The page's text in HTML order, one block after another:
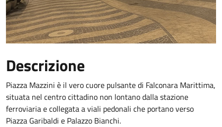
Descrizione
Piazza Mazzini è il vero cuore pulsante di Falconara Marittima,
situata nel centro cittadino non lontano dalla stazione
ferroviaria e collegata a viali pedonali che portano verso
Piazza Garibaldi e Palazzo Bianchi.